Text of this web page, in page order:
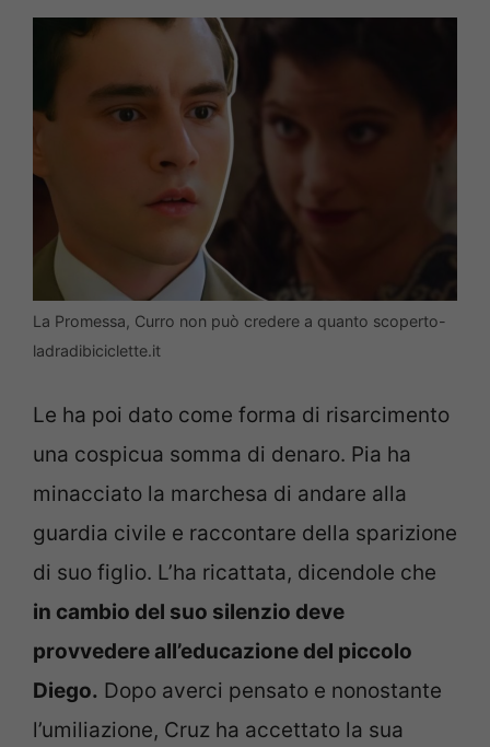
La Promessa, Curro non può credere a quanto scoperto-
ladradibiciclette.it
Le ha poi dato come forma di risarcimento
una cospicua somma di denaro. Pia ha
minacciato la marchesa di andare alla
guardia civile e raccontare della sparizione
di suo figlio. L’ha ricattata, dicendole che
in cambio del suo silenzio deve
provvedere all’educazione del piccolo
Diego. Dopo averci pensato e nonostante
l’umiliazione, Cruz ha accettato la sua